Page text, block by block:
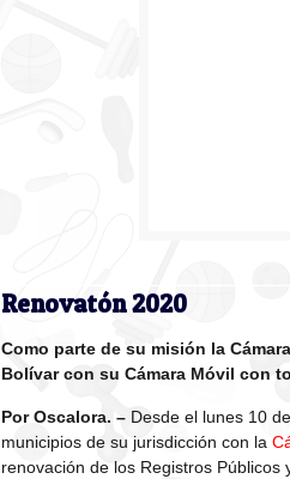
Renovatón 2020
Como parte de su misión la
Bolívar con su Cámara Móvil con
Por Oscalora. – Desde el lunes 10
municipios de su jurisdicción con la
renovación de los Registros Públicos